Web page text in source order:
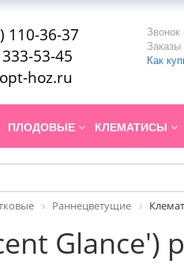
110-36-37
53-45
hoz.ru
Как
ПЛОДОВЫЕ КЛЕМАТИСЫ
Раннецветущие
Glance')